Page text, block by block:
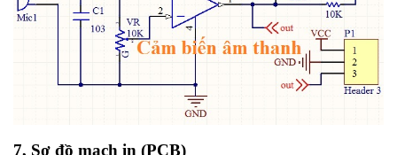
7, Sơ đồ mạch in (PCB)